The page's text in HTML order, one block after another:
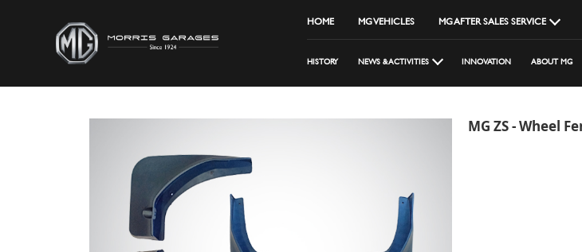
HOME MG VEHICLES MG AFTER SALES SERVICE
HISTORY NEWS & ACTIVITIES INNOVATION ABOUT MG
MG ZS - Wheel